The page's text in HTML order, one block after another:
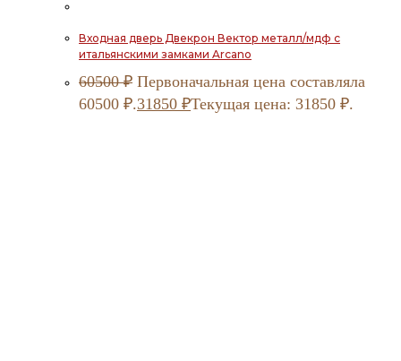
Входная дверь Двекрон Вектор металл/мдф с
итальянскими замками Arcano
60500₽ Первоначальная цена составляла
60500 ₽.31850 ₽Текущая цена: 31850 ₽.